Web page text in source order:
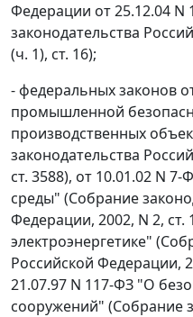
Федерации от 25.12.04
законодательства
(ч. 1), ст. 16);
- федеральных законов
промышленной
производственных
законодательства
ст. 3588), от 10.01.02 N
среды" (Собрание
Федерации, 2002, N 2,
электроэнергетике"
Российской Федерации,
21.07.97 N 117-ФЗ "О
сооружений" (Собрание